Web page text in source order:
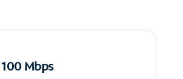
Mbps